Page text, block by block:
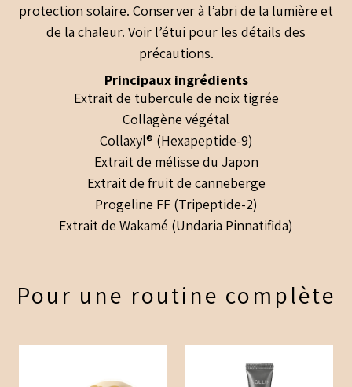
protection solaire. Conserver à l’abri de la lumière et
de la chaleur. Voir l’étui pour les détails des
précautions.
Principaux ingrédients
Extrait de tubercule de noix tigrée
Collagène végétal
Collaxyl® (Hexapeptide-9)
Extrait de mélisse du Japon
Extrait de fruit de canneberge
Progeline FF (Tripeptide-2)
Extrait de Wakamé (Undaria Pinnatifida)
Pour une routine complète